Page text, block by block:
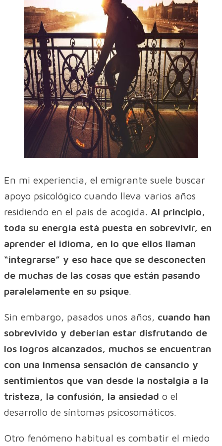
En mi experiencia, el emigrante suele buscar
apoyo psicológico cuando lleva varios años
residiendo en el país de acogida. Al principio,
toda su energía está puesta en sobrevivir, en
aprender el idioma, en lo que ellos llaman
“integrarse” y eso hace que se desconecten
de muchas de las cosas que están pasando
paralelamente en su psique.
Sin embargo, pasados unos años, cuando han
sobrevivido y deberían estar disfrutando de
los logros alcanzados, muchos se encuentran
con una inmensa sensación de cansancio y
sentimientos que van desde la nostalgia a la
tristeza, la confusión, la ansiedad o el
desarrollo de síntomas psicosomáticos.
Otro fenómeno habitual es combatir el miedo